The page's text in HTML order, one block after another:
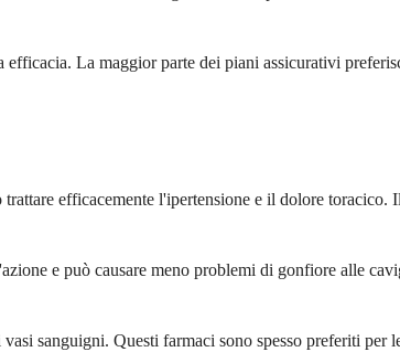
La maggior parte dei piani assicurativi
efficacemente l'ipertensione e il dolore
e può causare meno problemi di gonfiore alle
sanguigni. Questi farmaci sono spesso preferiti per